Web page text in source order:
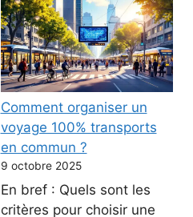
Comment organiser un
voyage 100% transports
en commun ?
9 octobre 2025
En bref : Quels sont les
critères pour choisir une